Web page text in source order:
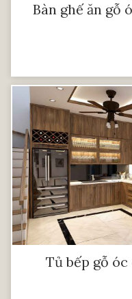
Bàn ghế ăn gỗ
Tủ bếp gỗ